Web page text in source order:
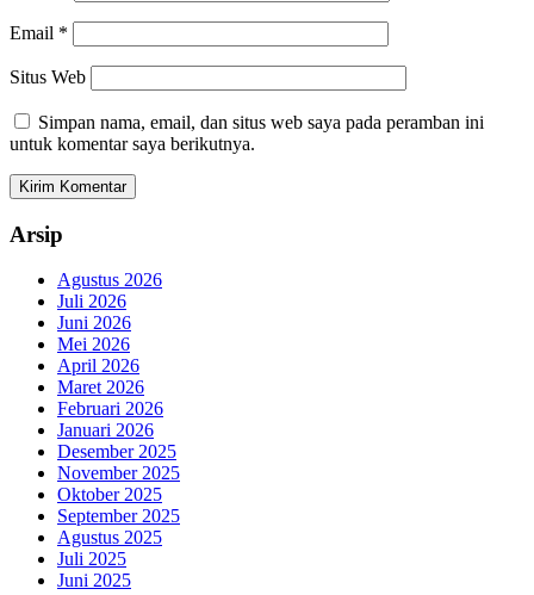
Email *
Situs Web
Simpan nama, email, dan situs web saya pada peramban ini
untuk komentar saya berikutnya.
Arsip
Agustus 2026
Juli 2026
Juni 2026
Mei 2026
April 2026
Maret 2026
Februari 2026
Januari 2026
Desember 2025
November 2025
Oktober 2025
September 2025
Agustus 2025
Juli 2025
Juni 2025